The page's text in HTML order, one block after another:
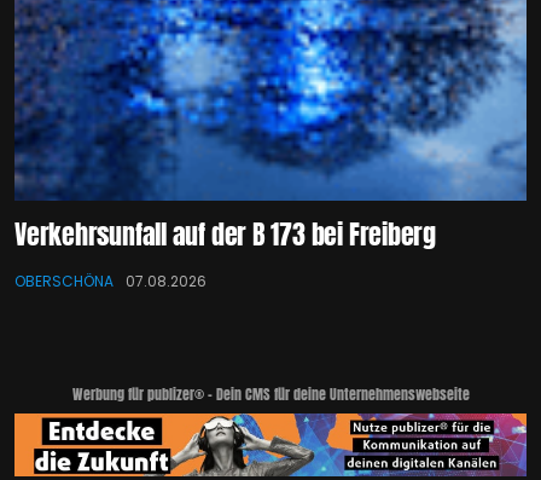
Verkehrsunfall auf der B 173 bei Freiberg
OBERSCHÖNA 07.08.2026
Werbung für publizer® - Dein CMS für deine Unternehmenswebseite